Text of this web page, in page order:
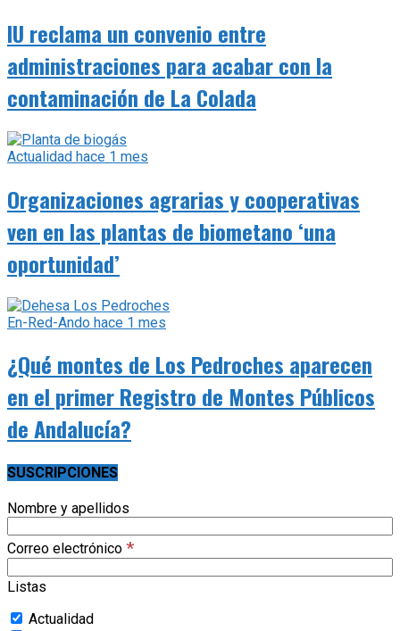
IU reclama un convenio entre
administraciones para acabar con la
contaminación de La Colada
Actualidad hace 1 mes
Organizaciones agrarias y cooperativas
ven en las plantas de biometano ‘una
oportunidad’
En-Red-Ando hace 1 mes
¿Qué montes de Los Pedroches aparecen
en el primer Registro de Montes Públicos
de Andalucía?
SUSCRIPCIONES
Nombre y apellidos
Correo electrónico *
Listas
Actualidad